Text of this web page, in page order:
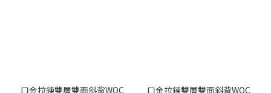
口金拉鍊雙層雙面斜背WOC
口金拉鍊雙層雙面斜背WOC